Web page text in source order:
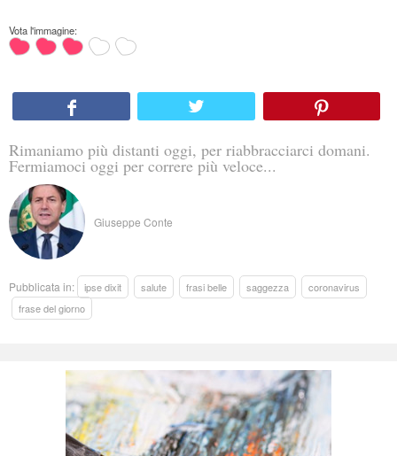
Vota l'immagine:
Rimaniamo più distanti oggi, per riabbracciarci domani.
Fermiamoci oggi per correre più veloce...
Giuseppe Conte
Pubblicata in: ipse dixit salute frasi belle saggezza
coronavirus
frase del giorno